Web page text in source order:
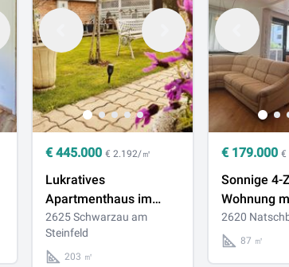
€445.000 € 2.192/㎡
Lukratives
Apartmenthaus im
laufenden Kurzzeit-
Mietbetrieb
2625 Schwarzau am
Steinfeld
203 ㎡
€ 179.000 €
Sonnige 4-
Wohnung
Keller in
2620
87 ㎡